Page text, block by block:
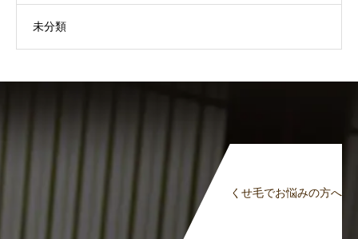
未分類
くせ毛でお悩みの方へ